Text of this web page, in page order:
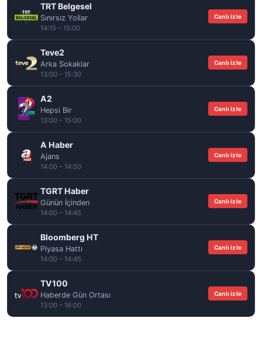
TRT Belgesel
Sınırsız Yollar
14:15 – 15:00
Canlı izle
Teve2
Arka Sokaklar
13:00 – 15:30
Canlı izle
A2
Hepsi Bir
13:00 – 15:00
Canlı izle
A Haber
Ajans
14:00 – 14:50
Canlı izle
TGRT Haber
Günün İçinden
14:00 – 14:45
Canlı izle
Bloomberg HT
Piyasa Hattı
14:00 – 14:45
Canlı izle
TV100
Haberde Gün Ortası
13:00 – 16:00
Canlı izle